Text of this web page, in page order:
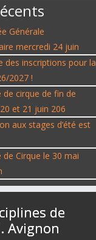
Générale
mercredi 24 juin
des inscriptions pour la
2027 !
de cirque de fin de
et 21 juin 206
aux stages d’été est
de Cirque le 30 mai
de
Avignon